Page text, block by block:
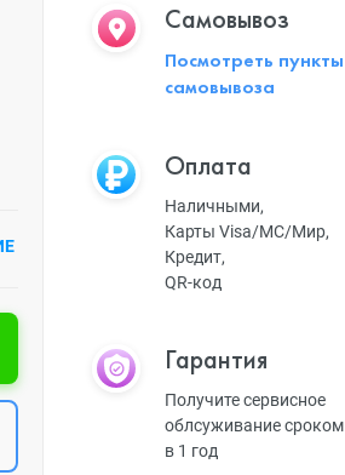
Самовывоз
Посмотреть пункты
самовывоза
Оплата
Наличными,
Карты Visa/MC/Мир,
Кредит,
QR-код
Гарантия
Получите сервисное
облсуживание сроком
в 1 год